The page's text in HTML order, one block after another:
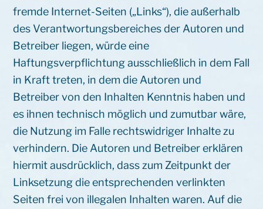
fremde Internet-Seiten („Links“), die außerhalb
des Verantwortungsbereiches der Autoren und
Betreiber liegen, würde eine
Haftungsverpflichtung ausschließlich in dem Fall
in Kraft treten, in dem die Autoren und
Betreiber von den Inhalten Kenntnis haben und
es ihnen technisch möglich und zumutbar wäre,
die Nutzung im Falle rechtswidriger Inhalte zu
verhindern. Die Autoren und Betreiber erklären
hiermit ausdrücklich, dass zum Zeitpunkt der
Linksetzung die entsprechenden verlinkten
Seiten frei von illegalen Inhalten waren. Auf die